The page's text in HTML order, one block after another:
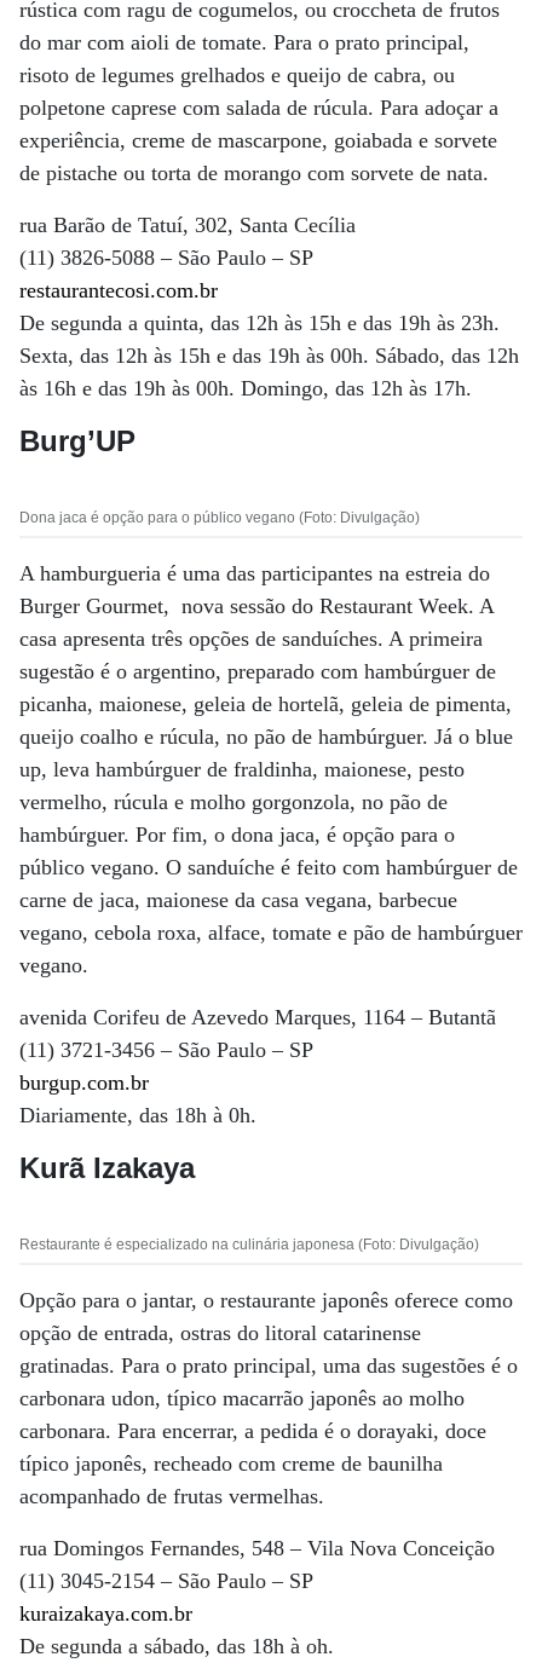
rústica com ragu de cogumelos, ou croccheta de frutos
do mar com aioli de tomate. Para o prato principal,
risoto de legumes grelhados e queijo de cabra, ou
polpetone caprese com salada de rúcula. Para adoçar a
experiência, creme de mascarpone, goiabada e sorvete
de pistache ou torta de morango com sorvete de nata.
rua Barão de Tatuí, 302, Santa Cecília
(11) 3826-5088 – São Paulo – SP
restaurantecosi.com.br
De segunda a quinta, das 12h às 15h e das 19h às 23h.
Sexta, das 12h às 15h e das 19h às 00h. Sábado, das 12h
às 16h e das 19h às 00h. Domingo, das 12h às 17h.
Burg’UP
Dona jaca é opção para o público vegano (Foto: Divulgação)
A hamburgueria é uma das participantes na estreia do
Burger Gourmet, nova sessão do Restaurant Week. A
casa apresenta três opções de sanduíches. A primeira
sugestão é o argentino, preparado com hambúrguer de
picanha, maionese, geleia de hortelã, geleia de pimenta,
queijo coalho e rúcula, no pão de hambúrguer. Já o blue
up, leva hambúrguer de fraldinha, maionese, pesto
vermelho, rúcula e molho gorgonzola, no pão de
hambúrguer. Por fim, o dona jaca, é opção para o
público vegano. O sanduíche é feito com hambúrguer de
carne de jaca, maionese da casa vegana, barbecue
vegano, cebola roxa, alface, tomate e pão de hambúrguer
vegano.
avenida Corifeu de Azevedo Marques, 1164 – Butantã
(11) 3721-3456 – São Paulo – SP
burgup.com.br
Diariamente, das 18h à 0h.
Kurã Izakaya
Restaurante é especializado na culinária japonesa (Foto: Divulgação)
Opção para o jantar, o restaurante japonês oferece como
opção de entrada, ostras do litoral catarinense
gratinadas. Para o prato principal, uma das sugestões é o
carbonara udon, típico macarrão japonês ao molho
carbonara. Para encerrar, a pedida é o dorayaki, doce
típico japonês, recheado com creme de baunilha
acompanhado de frutas vermelhas.
rua Domingos Fernandes, 548 – Vila Nova Conceição
(11) 3045-2154 – São Paulo – SP
kuraizakaya.com.br
De segunda a sábado, das 18h à oh.